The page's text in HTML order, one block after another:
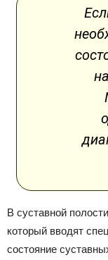
В суставной
который вводят
состояние